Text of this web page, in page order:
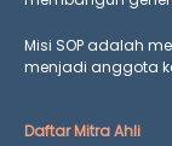
Misi SOP adalah
menjadi anggota
Daftar Mitra Ahli